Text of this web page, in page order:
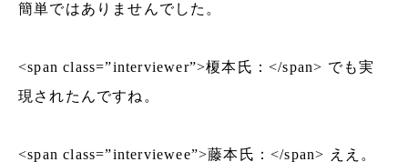
簡単ではありませんでした。
<span class=”interviewer”>榎本氏：</span> でも実
現されたんですね。
<span class=”interviewee”>藤本氏：</span> ええ。